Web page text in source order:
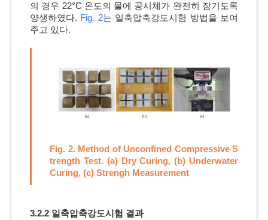
의 경우 22°C 온도의 물에 공시체가 완전히 잠기도록
양생하였다. Fig. 2는 일축압축강도시험 방법을 보여
주고 있다.
Fig. 2. Method of Unconfined Compressive S
trength Test. (a) Dry Curing, (b) Underwater
Curing, (c) Strengh Measurement
3.2.2 일축압축강도시험 결과